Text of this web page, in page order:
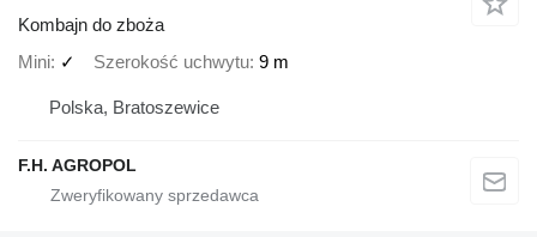
Kombajn do zboża
Mini ✓ Szerokość uchwytu 9 m
Polska, Bratoszewice
F.H. AGROPOL